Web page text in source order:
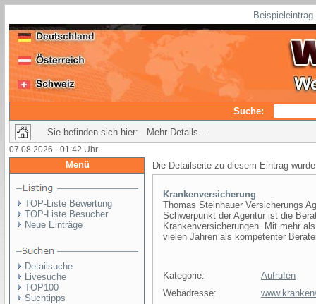
Suche:
Sie befinden sich hier: Mehr Details...
07.08.2026 - 01:42 Uhr
Menü
TOP-Liste Bewertung
TOP-Liste Besucher
Neue Einträge
Detailsuche
Livesuche
TOP100
Suchtipps
Die Detailseite zu diesem Eintrag
Krankenversicherung
Thomas Steinhauer Versicherungs
Schwerpunkt der Agentur ist die
Krankenversicherungen. Mit mehr
vielen Jahren als kompetenter
Kategorie:
Aufrufen
Webadresse: